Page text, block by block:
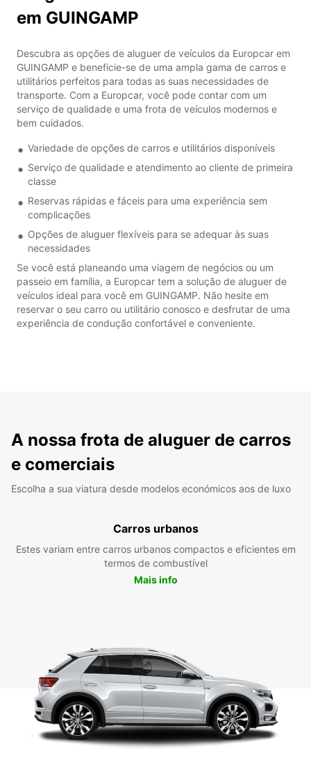
em GUINGAMP
Descubra as opções de aluguer de veículos da Europcar em
GUINGAMP e beneficie-se de uma ampla gama de carros e
utilitários perfeitos para todas as suas necessidades de
transporte. Com a Europcar, você pode contar com um
serviço de qualidade e uma frota de veículos modernos e
bem cuidados.
Variedade de opções de carros e utilitários disponíveis
Serviço de qualidade e atendimento ao cliente de primeira
classe
Reservas rápidas e fáceis para uma experiência sem
complicações
Opções de aluguer flexíveis para se adequar às suas
necessidades
Se você está planeando uma viagem de negócios ou um
passeio em família, a Europcar tem a solução de aluguer de
veículos ideal para você em GUINGAMP. Não hesite em
reservar o seu carro ou utilitário conosco e desfrutar de uma
experiência de condução confortável e conveniente.
A nossa frota de aluguer de carros
e comerciais
Escolha a sua viatura desde modelos económicos aos de luxo
Carros urbanos
Estes variam entre carros urbanos compactos e eficientes em
termos de combustível
Mais info